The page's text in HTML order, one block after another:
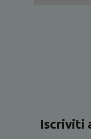
Iscriviti